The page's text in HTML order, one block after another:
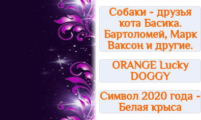
Собаки - друзья
кота Басика.
Бартоломей, Марк
Ваксон и другие.
ORANGE Lucky
DOGGY
Символ 2020 года -
Белая крыса